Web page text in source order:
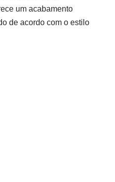
um acabamento
de acordo com o estilo